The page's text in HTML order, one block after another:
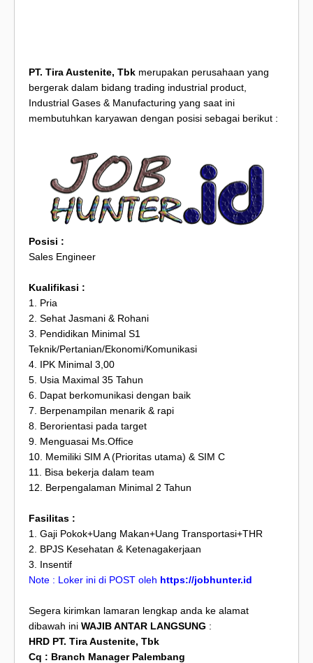
PT. Tira Austenite, Tbk merupakan perusahaan yang
bergerak dalam bidang trading industrial product,
Industrial Gases & Manufacturing yang saat ini
membutuhkan karyawan dengan posisi sebagai berikut :
Posisi :
Sales Engineer
Kualifikasi :
1. Pria
2. Sehat Jasmani & Rohani
3. Pendidikan Minimal S1
Teknik/Pertanian/Ekonomi/Komunikasi
4. IPK Minimal 3,00
5. Usia Maximal 35 Tahun
6. Dapat berkomunikasi dengan baik
7. Berpenampilan menarik & rapi
8. Berorientasi pada target
9. Menguasai Ms.Office
10. Memiliki SIM A (Prioritas utama) & SIM C
11. Bisa bekerja dalam team
12. Berpengalaman Minimal 2 Tahun
Fasilitas :
1. Gaji Pokok+Uang Makan+Uang Transportasi+THR
2. BPJS Kesehatan & Ketenagakerjaan
3. Insentif
Note : Loker ini di POST oleh https://jobhunter.id
Segera kirimkan lamaran lengkap anda ke alamat
dibawah ini WAJIB ANTAR LANGSUNG :
HRD PT. Tira Austenite, Tbk
Cq : Branch Manager Palembang